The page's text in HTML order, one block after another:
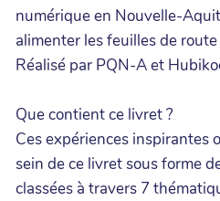
numérique en Nouvelle-
alimenter les feuilles de route
Réalisé par PQN-A et
Que contient ce livret ?
Ces expériences inspirantes
sein de ce livret sous forme
classées à travers 7